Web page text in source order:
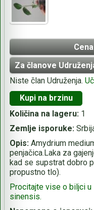
Za članove
Niste član Udruženja.
Kupi na brzinu
Količina na lageru: 1
Zemlje isporuke:
Opis: Amydrium
penjačica.Laka za
kad se supstrat dobro
propustno tlo).
Procitajte vise o biljci u
sinensis.